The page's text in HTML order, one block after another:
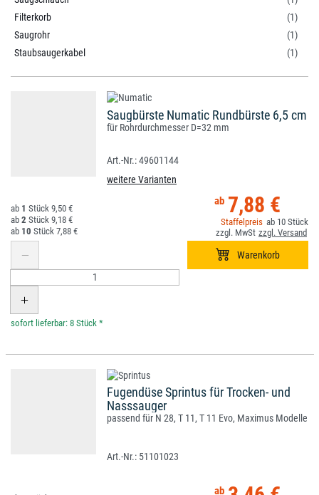
Filterkorb
(1)
Saugrohr
(1)
Staubsaugerkabel
(1)
Saugbürste Numatic Rundbürste 6,5 cm
für Rohrdurchmesser D=32 mm
49601144
weitere Varianten
7,88 €
10
1
9,50 €
2
9,18 €
10
7,88 €
*
Fugendüse Sprintus für Trocken- und
Nasssauger
passend für N 28, T 11, T 11 Evo, Maximus Modelle
51101023